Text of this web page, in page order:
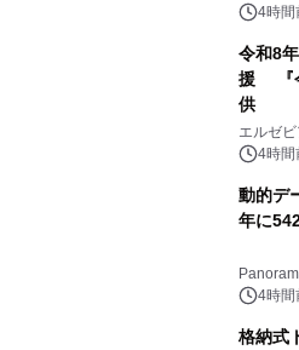
（2026
4時間
令和8
援 『
供
エルゼ
4時間
動的デ
年に
4時間
格納式